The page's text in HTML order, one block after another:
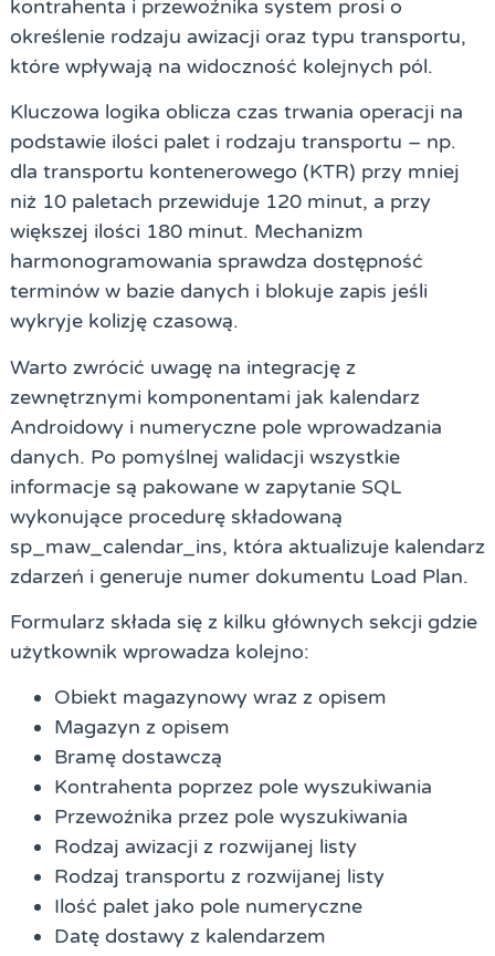
kontrahenta i przewoźnika system prosi o
określenie rodzaju awizacji oraz typu transportu,
które wpływają na widoczność kolejnych pól.
Kluczowa logika oblicza czas trwania operacji na
podstawie ilości palet i rodzaju transportu – np.
dla transportu kontenerowego (KTR) przy mniej
niż 10 paletach przewiduje 120 minut, a przy
większej ilości 180 minut. Mechanizm
harmonogramowania sprawdza dostępność
terminów w bazie danych i blokuje zapis jeśli
wykryje kolizję czasową.
Warto zwrócić uwagę na integrację z
zewnętrznymi komponentami jak kalendarz
Androidowy i numeryczne pole wprowadzania
danych. Po pomyślnej walidacji wszystkie
informacje są pakowane w zapytanie SQL
wykonujące procedurę składowaną
sp_maw_calendar_ins, która aktualizuje kalendarz
zdarzeń i generuje numer dokumentu Load Plan.
Formularz składa się z kilku głównych sekcji gdzie
użytkownik wprowadza kolejno:
Obiekt magazynowy wraz z opisem
Magazyn z opisem
Bramę dostawczą
Kontrahenta poprzez pole wyszukiwania
Przewoźnika przez pole wyszukiwania
Rodzaj awizacji z rozwijanej listy
Rodzaj transportu z rozwijanej listy
Ilość palet jako pole numeryczne
Datę dostawy z kalendarzem